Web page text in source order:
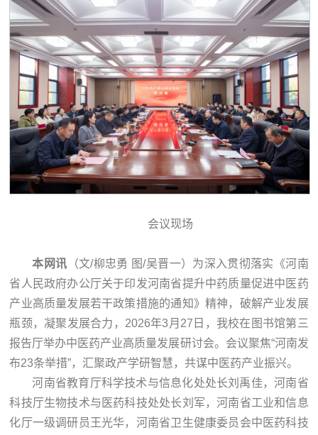
会议现场
本网讯 （文/柳忠勇 图/吴晋一）为深入贯彻落实《河南
省人民政府办公厅关于印发河南省提升中药质量促进中医药
产业高质量发展若干政策措施的通知》精神，破解产业发展
瓶颈，凝聚发展合力，2026年3月27日，我校在图书馆第三
报告厅举办中医药产业高质量发展研讨会。会议聚焦“河南发
布23条举措”，汇聚政产学研智慧，共谋中医药产业振兴。
河南省教育厅科学技术与信息化处处长刘禹佳，河南省
科技厅生物技术与医药科技处处长刘军，河南省工业和信息
化厅一级调研员王光华，河南省卫生健康委员会中医药科技